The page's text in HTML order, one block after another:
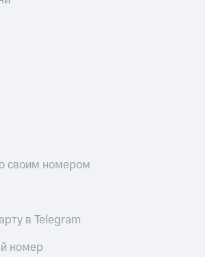
своим номером
в Telegram
номер